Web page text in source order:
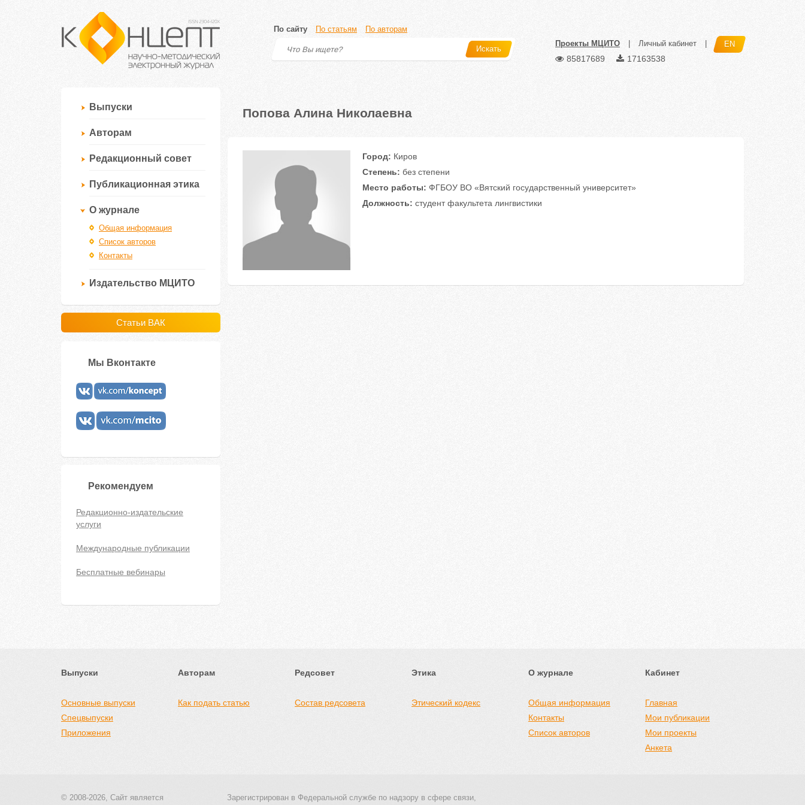
По сайту По статьям По авторам
Искать
Проекты МЦИТО Личный кабинет EN
85817689 17163538
Выпуски
Авторам
Редакционный совет
Публикационная этика
О журнале
Общая информация
Список авторов
Контакты
Издательство МЦИТО
Статьи ВАК
Мы Вконтакте
Рекомендуем
Редакционно-издательские
услуги
Международные публикации
Бесплатные вебинары
Попова Алина Николаевна
Город: Киров
Степень: без степени
Место работы: ФГБОУ ВО «Вятский государственный университет»
Должность: студент факультета лингвистики
Выпуски
Основные выпуски
Спецвыпуски
Приложения
Авторам
Как подать статью
Редсовет
Состав редсовета
Этика
Этический кодекс
О журнале
Общая информация
Контакты
Список авторов
Кабинет
Главная
Мои публикации
Мои проекты
Анкета
© 2008-2026, Сайт является
Зарегистрирован в Федеральной службе по надзору в сфере связи,